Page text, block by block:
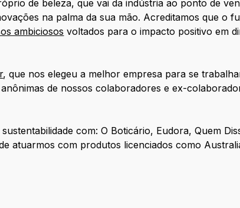
de beleza, que vai da indústria ao ponto de
na palma da sua mão. Acreditamos que o
ambiciosos voltados para o impacto positivo em
, que nos elegeu a melhor empresa para se
de nossos colaboradores e ex-
com: O Boticário, Eudora, Quem
atuarmos com produtos licenciados como